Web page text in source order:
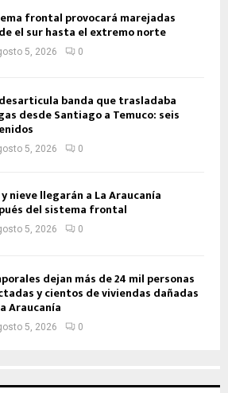
frontal provocará marejadas
el sur hasta el extremo norte
5, 2026 0
banda que trasladaba
desde Santiago a Temuco: seis
5, 2026 0
nieve llegarán a La Araucanía
del sistema frontal
5, 2026 0
dejan más de 24 mil personas
y cientos de viviendas dañadas
Araucanía
5, 2026 0